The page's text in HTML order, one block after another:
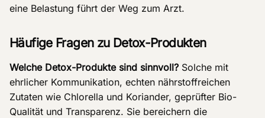
eine Belastung führt der Weg zum Arzt.
Häufige Fragen zu Detox-Produkten
Welche Detox-Produkte sind sinnvoll? Solche mit
ehrlicher Kommunikation, echten nährstoffreichen
Zutaten wie Chlorella und Koriander, geprüfter Bio-
Qualität und Transparenz. Sie bereichern die